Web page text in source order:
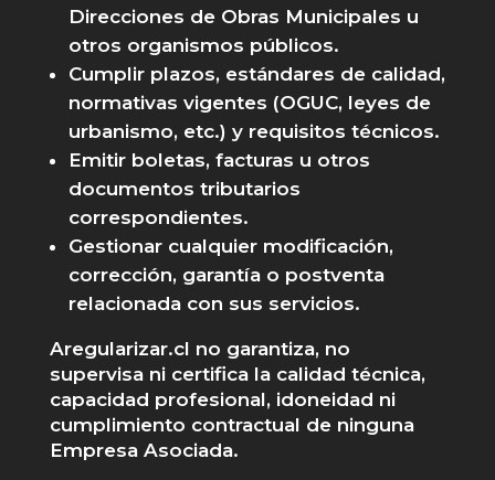
Direcciones de Obras Municipales u
otros organismos públicos.
Cumplir plazos, estándares de calidad,
normativas vigentes (OGUC, leyes de
urbanismo, etc.) y requisitos técnicos.
Emitir boletas, facturas u otros
documentos tributarios
correspondientes.
Gestionar cualquier modificación,
corrección, garantía o postventa
relacionada con sus servicios.
Aregularizar.cl no garantiza, no
supervisa ni certifica la calidad técnica,
capacidad profesional, idoneidad ni
cumplimiento contractual de ninguna
Empresa Asociada.